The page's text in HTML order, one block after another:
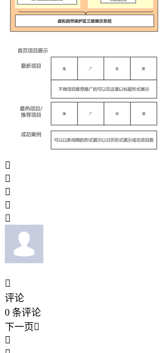






评论
0 条评论
下一页
